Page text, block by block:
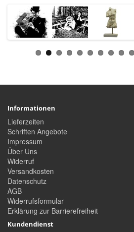
Informationen
Lieferzeiten
Schriften Angebote
Impressum
Über Uns
Widerruf
Versandkosten
Datenschutz
AGB
Widerrufsformular
Erklärung zur Barrierefreiheit
Kundendienst